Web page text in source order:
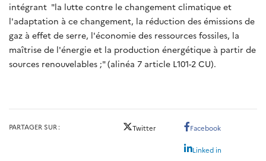
intégrant "la lutte contre le changement climatique et
l'adaptation à ce changement, la réduction des émissions de
gaz à effet de serre, l'économie des ressources fossiles, la
maîtrise de l'énergie et la production énergétique à partir de
sources renouvelables ;" (alinéa 7 article L101-2 CU).
PARTAGER SUR Twitter Facebook
Linked in